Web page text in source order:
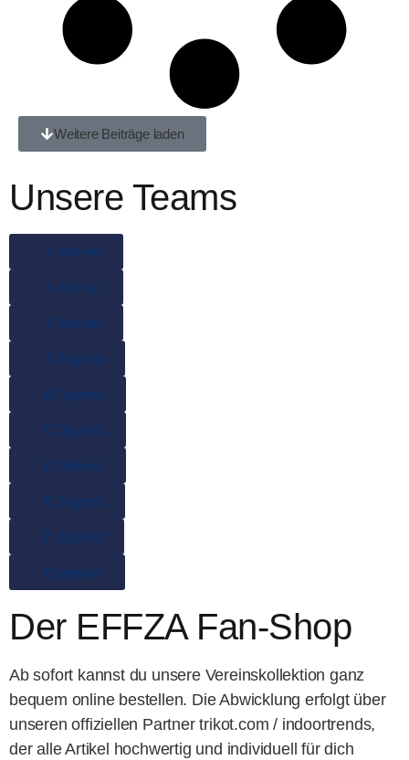
Weitere Beiträge laden
Unsere Teams
1. Herren
2. Herren
3. Herren
A Jugend
B Jugend
C Jugend
D Jugend
E Jugend
F Jugend
Bambinis
Der EFFZA Fan-Shop
Ab sofort kannst du unsere Vereinskollektion ganz
bequem online bestellen. Die Abwicklung erfolgt über
unseren offiziellen Partner trikot.com / indoortrends,
der alle Artikel hochwertig und individuell für dich